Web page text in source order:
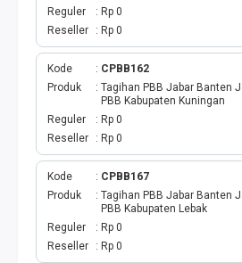
Reguler
Rp 0
Reseller
Rp 0
Kode
CPBB162
Produk
Tagihan PBB Jabar Banten
PBB Kabupaten Kuningan
Reguler
Rp 0
Reseller
Rp 0
Kode
CPBB167
Produk
Tagihan PBB Jabar Banten
PBB Kabupaten Lebak
Reguler
Rp 0
Reseller
Rp 0